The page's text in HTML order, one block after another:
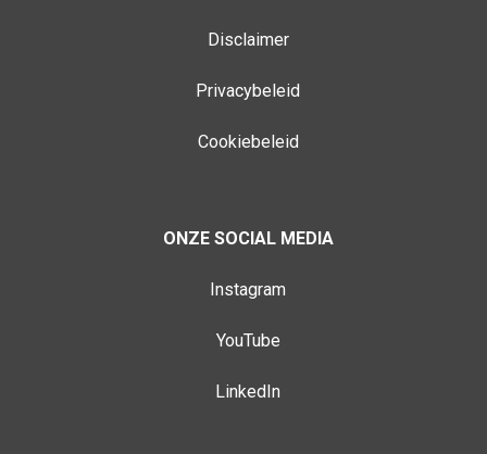
Disclaimer
Privacybeleid
Cookiebeleid
ONZE SOCIAL MEDIA
Instagram
YouTube
LinkedIn